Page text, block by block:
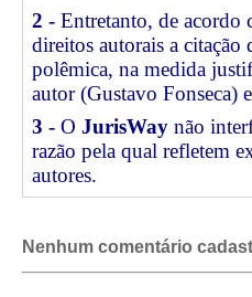
2 - Entretanto, de acordo
direitos autorais a citação
polêmica, na medida
autor (Gustavo Fonseca)
3 - O JurisWay não
razão pela qual refletem
autores.
Nenhum comentário